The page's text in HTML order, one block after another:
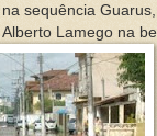
sequência
Lamego na